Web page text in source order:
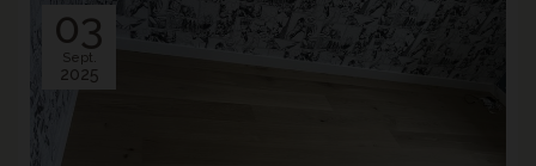
03
Sept.
2025